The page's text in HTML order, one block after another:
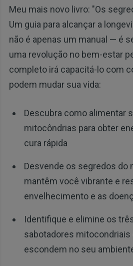
Meu mais novo livro: "Os
Um guia para alcançar a
não é apenas um manual — é
uma revolução no bem-estar
completo irá capacitá-lo com
podem mudar sua vida:
Descubra como alimentar
mitocôndrias para obter
cura rápida
Desvende os segredos do
mantêm você vibrante e
envelhecimento e as
Identifique e elimine os
sabotadores mitocondriais
escondem no seu